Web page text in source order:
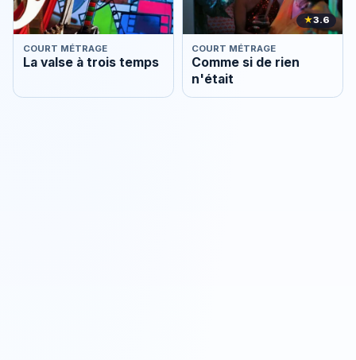
COURT MÉTRAGE
La valse à trois temps
★3.6
COURT MÉTRAGE
Comme si de rien
n'était